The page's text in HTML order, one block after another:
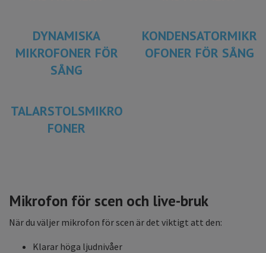
DYNAMISKA
MIKROFONER FÖR
SÅNG
KONDENSATORMIKR
OFONER FÖR SÅNG
TALARSTOLSMIKRO
FONER
Mikrofon för scen och live-bruk
När du väljer mikrofon för scen är det viktigt att den:
Klarar höga ljudnivåer